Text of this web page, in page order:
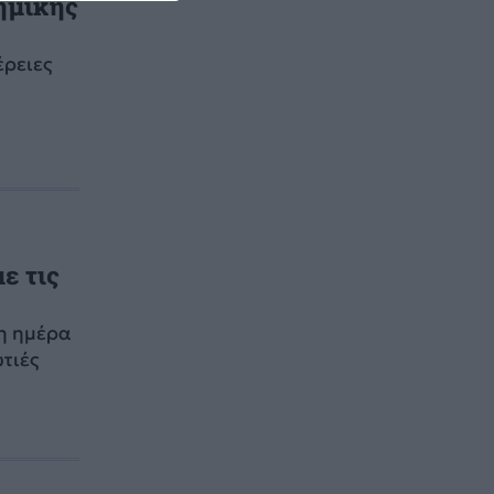
τις
ημέρα